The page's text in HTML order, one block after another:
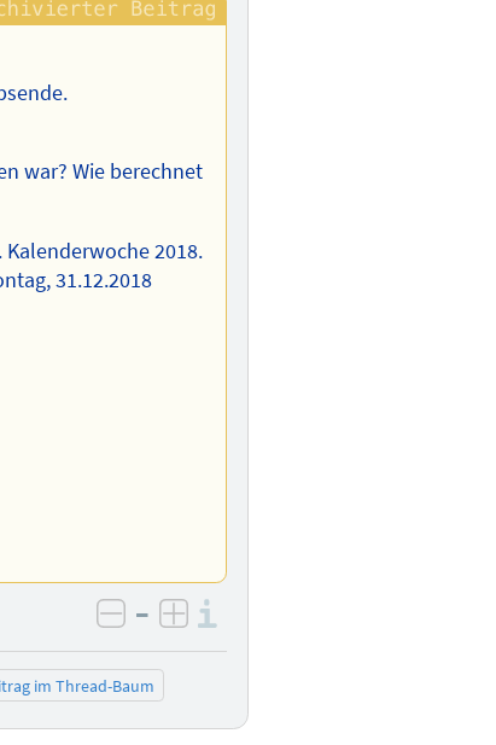
war? Wie berechnet
2018.
31.12.2018
negativ bewerten
– positiv bewerten
im Thread-Baum